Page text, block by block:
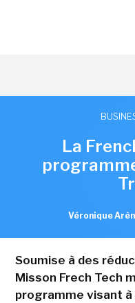
La
Véronique
Soumise à des
Misson Frech Tech
programme visant